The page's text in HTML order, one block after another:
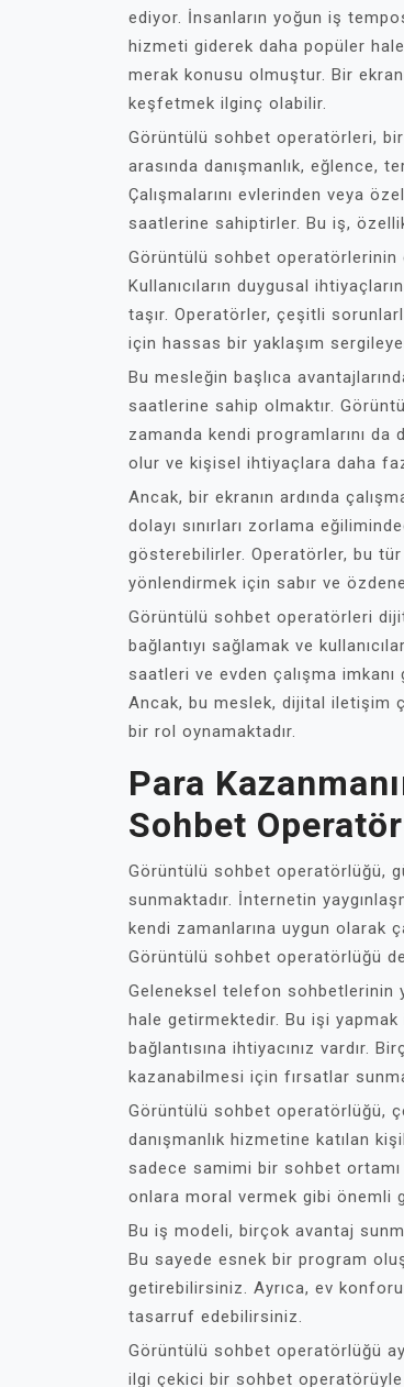
ediyor. İnsanların yoğun iş
hizmeti giderek daha popüler
merak konusu olmuştur. Bir
keşfetmek ilginç olabilir.
Görüntülü sohbet operatörleri,
arasında danışmanlık, eğlence,
Çalışmalarını evlerinden veya
saatlerine sahiptirler. Bu iş,
Görüntülü sohbet operatörlerinin
Kullanıcıların duygusal
taşır. Operatörler, çeşitli
için hassas bir yaklaşım
Bu mesleğin başlıca
saatlerine sahip olmaktır.
zamanda kendi programlarını da
olur ve kişisel ihtiyaçlara daha
Ancak, bir ekranın ardında
dolayı sınırları zorlama
gösterebilirler. Operatörler, bu
yönlendirmek için sabır ve
Görüntülü sohbet operatörleri
bağlantıyı sağlamak ve
saatleri ve evden çalışma
Ancak, bu meslek, dijital iletişim
bir rol oynamaktadır.
Para
Sohbet
Görüntülü sohbet operatörlüğü,
sunmaktadır. İnternetin
kendi zamanlarına uygun olarak
Görüntülü sohbet operatörlüğü
Geleneksel telefon sohbetlerinin
hale getirmektedir. Bu işi
bağlantısına ihtiyacınız vardır.
kazanabilmesi için fırsatlar
Görüntülü sohbet operatörlüğü,
danışmanlık hizmetine katılan
sadece samimi bir sohbet ortamı
onlara moral vermek gibi önemli
Bu iş modeli, birçok avantaj
Bu sayede esnek bir program
getirebilirsiniz. Ayrıca, ev
tasarruf edebilirsiniz.
Görüntülü sohbet operatörlüğü
ilgi çekici bir sohbet operatörüyle